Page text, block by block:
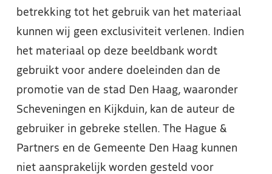
betrekking tot het gebruik van het materiaal
kunnen wij geen exclusiviteit verlenen. Indien
het materiaal op deze beeldbank wordt
gebruikt voor andere doeleinden dan de
promotie van de stad Den Haag, waaronder
Scheveningen en Kijkduin, kan de auteur de
gebruiker in gebreke stellen. The Hague &
Partners en de Gemeente Den Haag kunnen
niet aansprakelijk worden gesteld voor